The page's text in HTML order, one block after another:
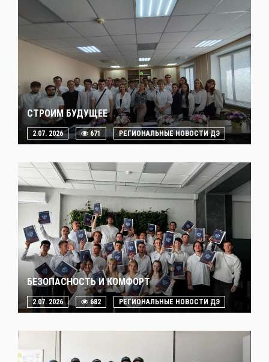
СТРОИМ БУДУЩЕЕ
2.07. 2026 671 РЕГИОНАЛЬНЫЕ НОВОСТИ ДЭ
БЕЗОПАСНОСТЬ И КОМФОРТ
2.07. 2026 682 РЕГИОНАЛЬНЫЕ НОВОСТИ ДЭ